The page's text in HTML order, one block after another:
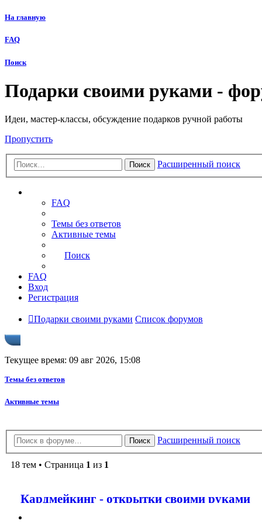
На главную
FAQ
Поиск
Подарки своими руками -
Идеи, мастер-классы, обсуждение подарков ручной работы
Пропустить
Поиск Расширенный поиск
FAQ
Темы без ответов
Активные темы
Поиск
FAQ
Вход
Регистрация
Подарки своими руками Список форумов
Текущее время: 09 авг 2026, 15:08
Темы без ответов
Активные темы
Поиск Расширенный поиск
18 тем • Страница 1 из 1
Кардмейкинг - открытки своими руками